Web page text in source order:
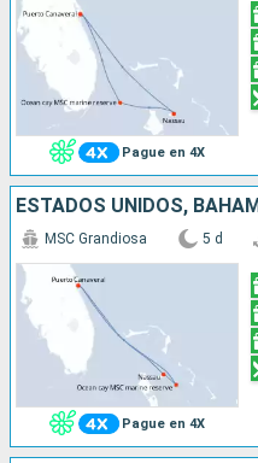
Pague en 4X
ESTADOS UNIDOS,
Pague en 4X
MSC Grandiosa 5 d